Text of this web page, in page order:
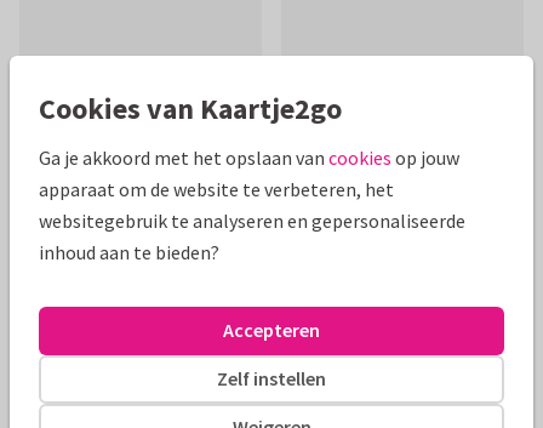
Productinformatie
buik/letter B en zalmkleurige bloemtakjes. Op de kaart
staat een christelijke tekst.
Alle kaarten zijn helemaal naar wens aan te passen
Cookies van Kaartje2go
Ga je akkoord met het opslaan van cookies op jouw
apparaat om de website te verbeteren, het
websitegebruik te analyseren en gepersonaliseerde
inhoud aan te bieden?
Zelf instellen
Accepteren